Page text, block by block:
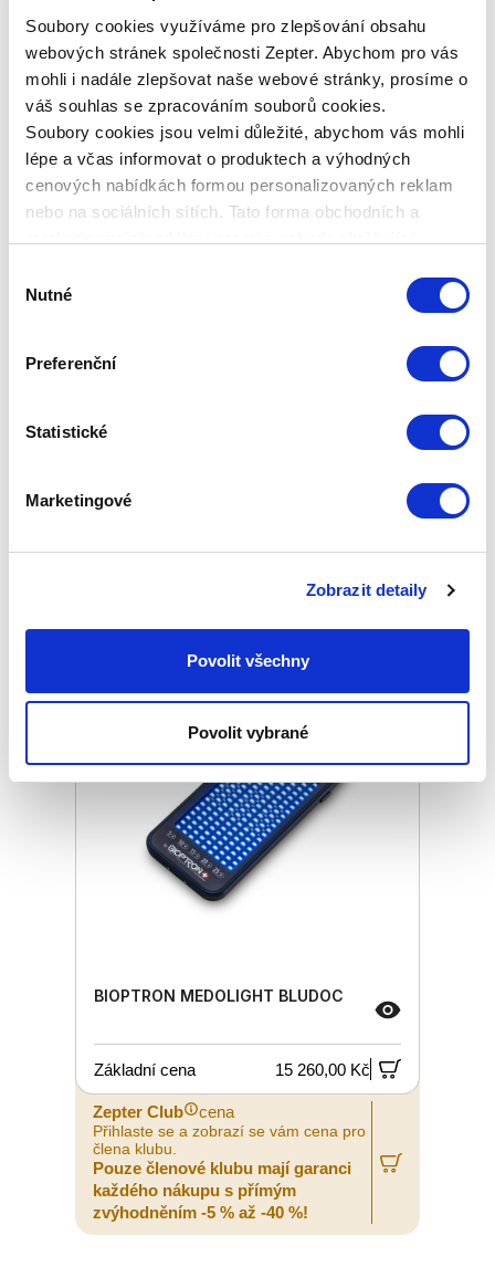
Soubory cookies využíváme pro zlepšování obsahu
webových stránek společnosti Zepter. Abychom pro vás
mohli i nadále zlepšovat naše webové stránky, prosíme o
váš souhlas se zpracováním souborů cookies.
Soubory cookies jsou velmi důležité, abychom vás mohli
lépe a včas informovat o produktech a výhodných
cenových nabídkách formou personalizovaných reklam
nebo na sociálních sítích. Tato forma obchodních a
souhlasu
Nutné
Preferenční
Statistické
Marketingové
Zobrazit detaily
Povolit všechny
Povolit vybrané
standardní (můžete ji koupit jako fyzická i jako
právnická osoba).
V případě poruchy vašeho výrobku stačí
kontaktovat naši zákaznickou linku: +420 311 331
887 nebo naše servisní středisko: servis@zepter.cz
Technická data
PROZAR-BD-3
Prodloužená záruka 3 roky BIOPTRON BLUDOC
Podobné produkty
BIOPTRON MEDOLIGHT BLUDOC
Základní cena 15 260,00 Kč
Zepter Club cena
Přihlaste se a zobrazí se vám cena pro
člena klubu.
Pouze členové klubu mají garanci
každého nákupu s přímým
zvýhodněním -5 % až -40 %!